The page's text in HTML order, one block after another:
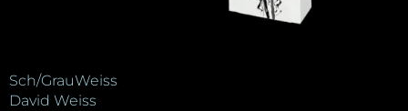
Sch/GrauWeiss
David Weiss